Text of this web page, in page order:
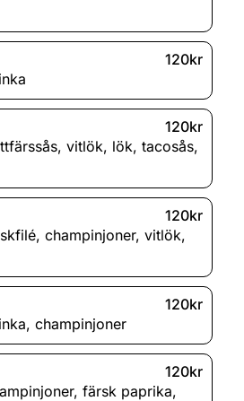
120kr
120kr
, vitlök, lök, tacosås,
120kr
, champinjoner, vitlök,
120kr
, champinjoner
120kr
, färsk paprika,